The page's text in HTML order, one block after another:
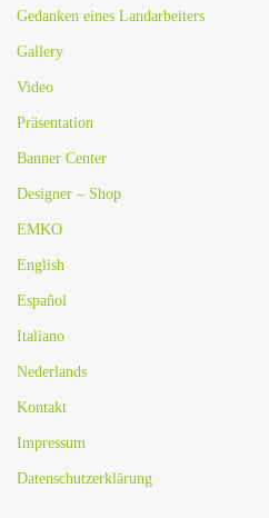
Gedanken eines Landarbeiters
Gallery
Video
Präsentation
Banner Center
Designer – Shop
EMKO
English
Español
Italiano
Nederlands
Kontakt
Impressum
Datenschutzerklärung